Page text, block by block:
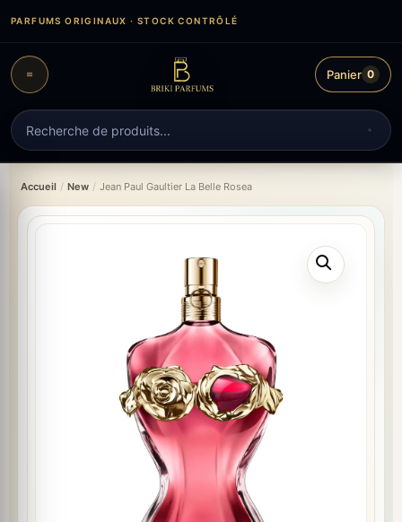
contenu
PARFUMS ORIGINAUX · STOCK CONTRÔLÉ
Recherche
de
produits
Panier 0
Accueil / New / Jean Paul Gaultier La Belle Rosea